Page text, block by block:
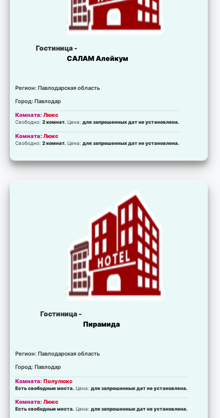
Гостиница -
САЛАМ Алейкум
Регион: Павлодарская область
Город: Павлодар
Комната:Люкс
Свободно:2 комнат. Цена:для запрошенных дат не установлена.
Комната:Люкс
Свободно:2 комнат. Цена:для запрошенных дат не установлена.
Гостиница -
Пирамида
Регион: Павлодарская область
Город: Павлодар
Комната:Полулюкс
Есть свободные места. Цена:для запрошенных дат не установлена.
Комната:Люкс
Есть свободные места. Цена:для запрошенных дат не установлена.